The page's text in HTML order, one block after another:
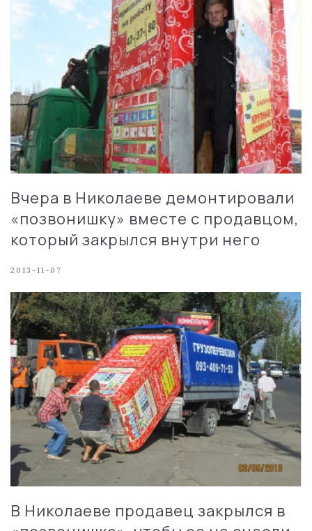
Вчера в Николаеве демонтировали
«позвонишку» вместе с продавцом,
который закрылся внутри него
2013-11-07
В Николаеве продавец закрылся в